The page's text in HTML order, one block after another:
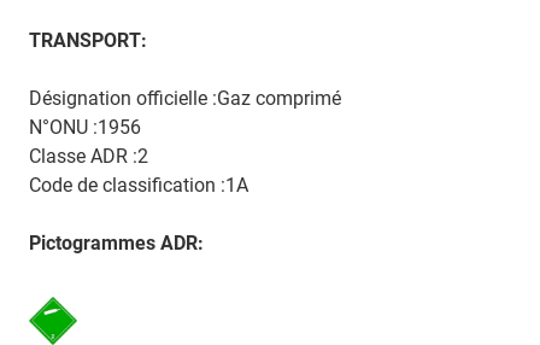
TRANSPORT:
Désignation officielle :Gaz comprimé
N°ONU :1956
Classe ADR :2
Code de classification :1A
Pictogrammes ADR: